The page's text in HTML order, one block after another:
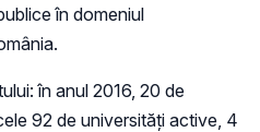
în domeniul
în anul 2016, 20 de
92 de universități active, 4